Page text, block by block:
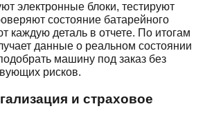
электронные блоки, тестируют
состояние батарейного
каждую деталь в отчете. По итогам
данные о реальном состоянии
машину под заказ без
рисков.
и страховое